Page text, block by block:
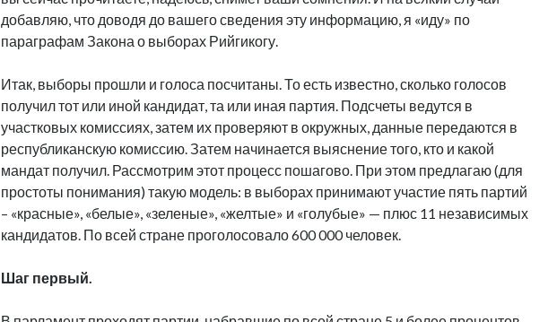
добавляю, что доводя до вашего сведения эту информацию, я «иду» по
параграфам Закона о выборах Рийгикогу.
Итак, выборы прошли и голоса посчитаны. То есть известно, сколько голосов
получил тот или иной кандидат, та или иная партия. Подсчеты ведутся в
участковых комиссиях, затем их проверяют в окружных, данные передаются в
республиканскую комиссию. Затем начинается выяснение того, кто и какой
мандат получил. Рассмотрим этот процесс пошагово. При этом предлагаю (для
простоты понимания) такую модель: в выборах принимают участие пять партий
– «красные», «белые», «зеленые», «желтые» и «голубые» — плюс 11 независимых
кандидатов. По всей стране проголосовало 600 000 человек.
Шаг первый.